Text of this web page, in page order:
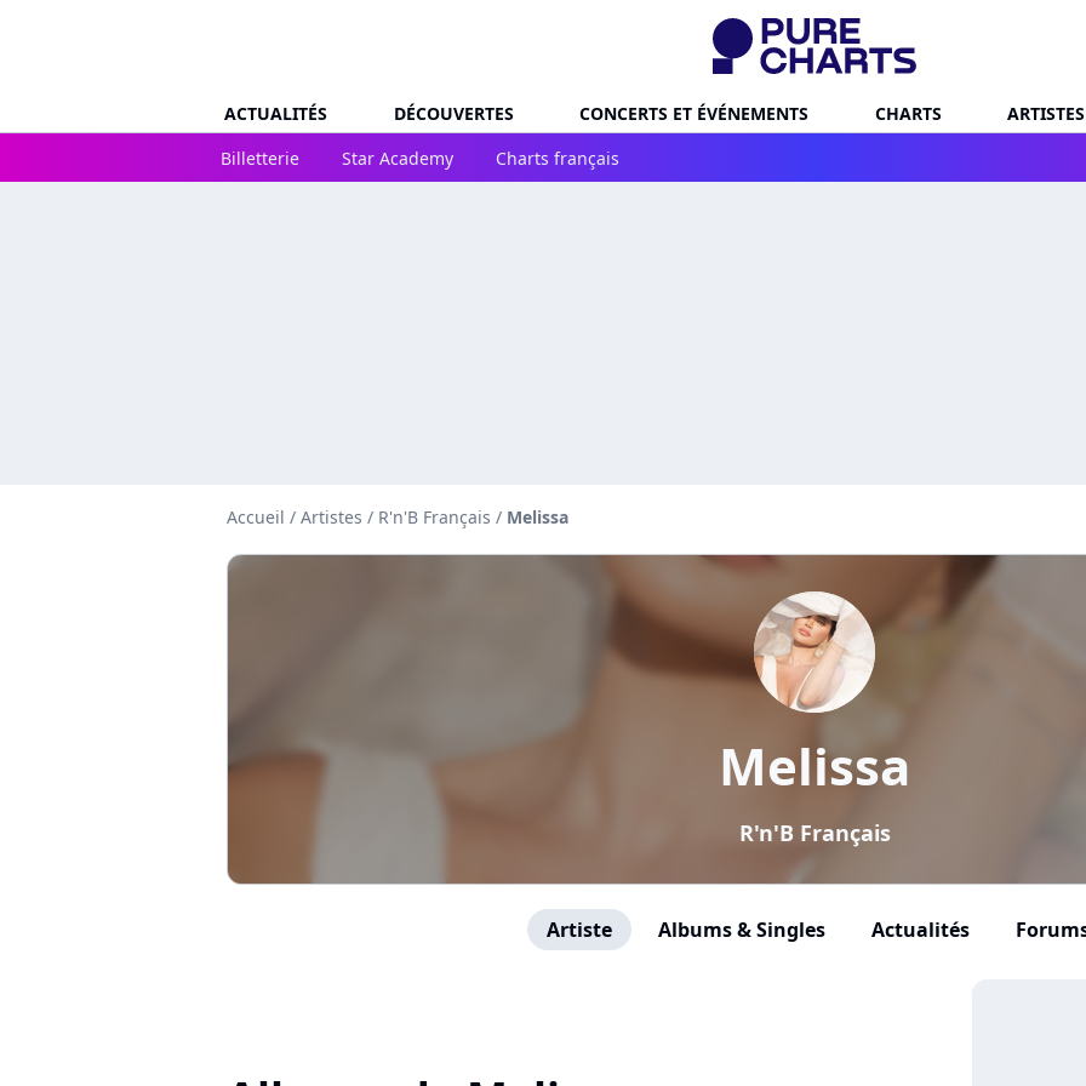
ACTUALITÉS DÉCOUVERTES CONCERTS ET ÉVÉNEMENTS CHARTS
ARTISTES
Billetterie
Star Academy Charts français
Accueil / Artistes / R'n'B Français / Melissa
Melissa
R'n'B Français
Artiste Albums & Singles Actualités